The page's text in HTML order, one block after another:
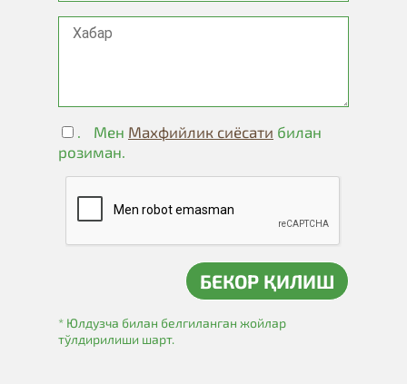
. Мен Махфийлик сиёсати билан
розиман.
* Юлдузча билан белгиланган жойлар
тўлдирилиши шарт.